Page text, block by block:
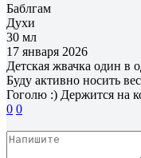
Баблгам
Духи
30 мл
17 января 2026
Детская жвачка один в
Буду активно носить
Гоголю :) Держится на
0 0